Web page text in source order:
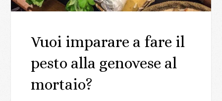
Vuoi imparare a fare il
pesto alla genovese al
mortaio?